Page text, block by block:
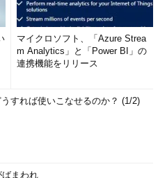
マイクロソフト、「Azure Strea
m Analytics」と「Power BI」の
連携機能をリリース
うすれば使いこなせるのか？ (1/2)
まわれ